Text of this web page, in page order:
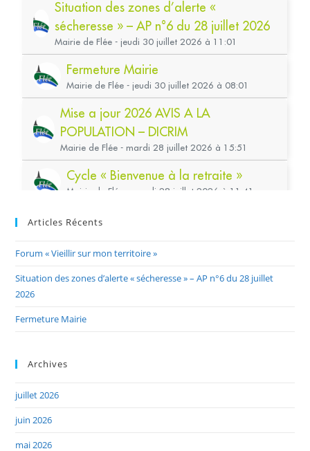
Articles Récents
Forum « Vieillir sur mon territoire »
Situation des zones d’alerte « sécheresse » – AP n°6 du 28 juillet
2026
Fermeture Mairie
Archives
juillet 2026
juin 2026
mai 2026